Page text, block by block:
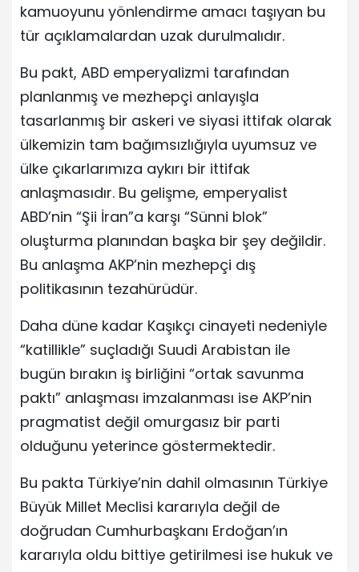
kamuoyunu yönlendirme amacı taşıyan bu
tür açıklamalardan uzak durulmalıdır.
Bu pakt, ABD emperyalizmi tarafından
planlanmış ve mezhepçi anlayışla
tasarlanmış bir askeri ve siyasi ittifak olarak
ülkemizin tam bağımsızlığıyla uyumsuz ve
ülke çıkarlarımıza aykırı bir ittifak
anlaşmasıdır. Bu gelişme, emperyalist
ABD’nin “Şii İran”a karşı “Sünni blok”
oluşturma planından başka bir şey değildir.
Bu anlaşma AKP’nin mezhepçi dış
politikasının tezahürüdür.
Daha düne kadar Kaşıkçı cinayeti nedeniyle
“katillikle” suçladığı Suudi Arabistan ile
bugün bırakın iş birliğini “ortak savunma
paktı” anlaşması imzalanması ise AKP’nin
pragmatist değil omurgasız bir parti
olduğunu yeterince göstermektedir.
Bu pakta Türkiye’nin dahil olmasının Türkiye
Büyük Millet Meclisi kararıyla değil de
doğrudan Cumhurbaşkanı Erdoğan’ın
kararıyla oldu bittiye getirilmesi ise hukuk ve